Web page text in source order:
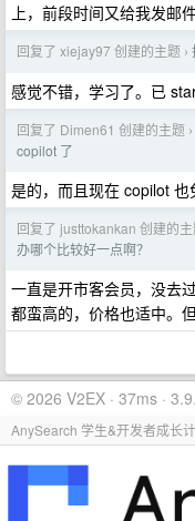
上，前段时间又给我发邮
回复了 xiejay97 创建的主题 ›
感觉不错，学习了。已
回复了 Dimen61 创建的主题 ›
copilot 了
是的，而且现在 copilot
回复了 justtokankan 创建的
办哪个比较好一点啊？
一直是开市客会员，没去
都蛮高的，价格也适中。
© 2026 V2EX · 37ms ·
AnySearch 学生&开发者成长